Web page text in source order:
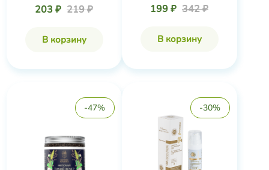
203 ₽ 219 ₽
В корзину
199 ₽ 342 ₽
В корзину
-47% -30%